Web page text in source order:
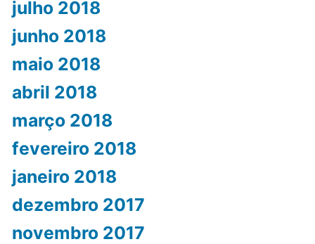
julho 2018
junho 2018
maio 2018
abril 2018
março 2018
fevereiro 2018
janeiro 2018
dezembro 2017
novembro 2017